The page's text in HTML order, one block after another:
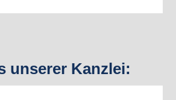
unserer Kanzlei: